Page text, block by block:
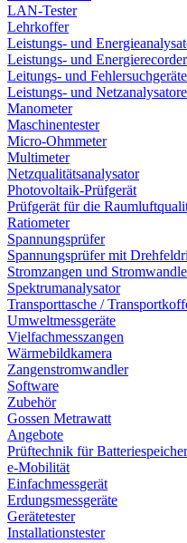
LAN-Tester
Lehrkoffer
Leistungs- und
Leistungs- und Energierecorder
Leitungs- und Fehlersuchgeräte
Leistungs- und
Manometer
Maschinentester
Micro-Ohmmeter
Multimeter
Netzqualitätsanalysator
Photovoltaik-Prüfgerät
Prüfgerät für die
Ratiometer
Spannungsprüfer
Spannungsprüfer mit
Stromzangen und
Spektrumanalysator
Transporttasche /
Umweltmessgeräte
Vielfachmesszangen
Wärmebildkamera
Zangenstromwandler
Software
Zubehör
Gossen Metrawatt
Angebote
Prüftechnik für Batteriespeicher
e-Mobilität
Einfachmessgerät
Erdungsmessgeräte
Gerätetester
Installationstester